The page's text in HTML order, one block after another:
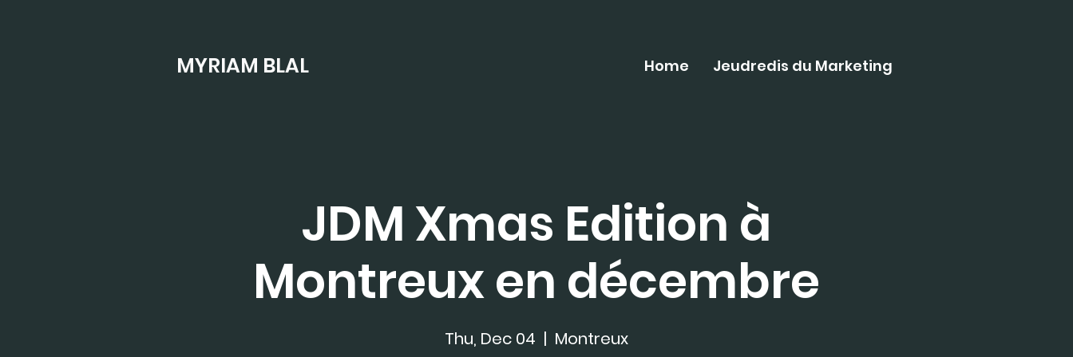
MYRIAM BLAL Home Jeudredis du Marketing
JDM Xmas Edition à
Montreux en décembre
Thu, Dec 04
  |
Montreux